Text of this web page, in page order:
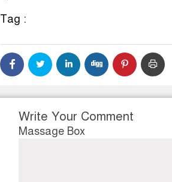
Tag :
Write Your Comment
Massage Box